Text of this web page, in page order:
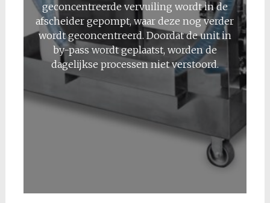
geconcentreerde vervuiling wordt in de
afscheider gepompt, waar deze nog verder
wordt geconcentreerd. Doordat de unit in
by-pass wordt geplaatst, worden de
dagelijkse processen niet verstoord.